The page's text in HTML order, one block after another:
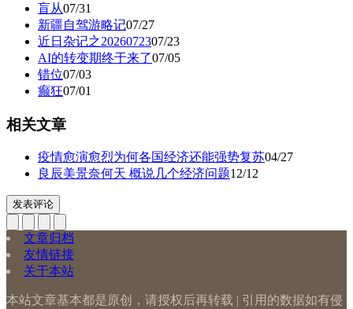
盲从07/31
新疆自驾游略记07/27
近日杂记之2026072307/23
AI的转变期终于来了07/05
错位07/03
癫狂07/01
相关文章
疫情愈演愈烈为何各国经济还能强势复苏04/27
良辰美景奈何天 概说几个经济问题12/12
发表评论
文章归档
友情链接
关于本站
本站文章基本都是原创，请授权后再转载 | 引用的数据如有侵